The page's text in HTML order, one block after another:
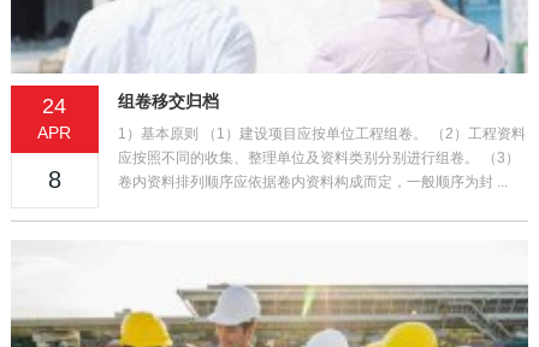
24
APR
8
组卷移交归档
1）基本原则 （1）建设项目应按单位工程组卷。 （2）工程资料
应按照不同的收集、整理单位及资料类别分别进行组卷。 （3）
卷内资料排列顺序应依据卷内资料构成而定，一般顺序为封 ...